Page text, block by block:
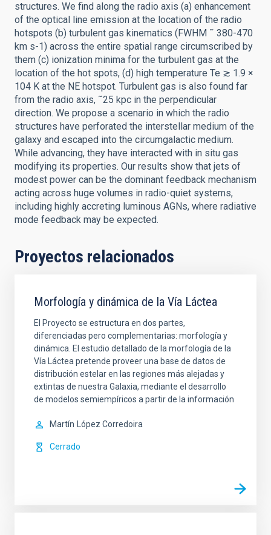
structures. We find along the radio axis (a) enhancement
of the optical line emission at the location of the radio
hotspots (b) turbulent gas kinematics (FWHM ˜ 380-470
km s-1) across the entire spatial range circumscribed by
them (c) ionization minima for the turbulent gas at the
location of the hot spots, (d) high temperature Te ≳ 1.9 ×
104 K at the NE hotspot. Turbulent gas is also found far
from the radio axis, ˜25 kpc in the perpendicular
direction. We propose a scenario in which the radio
structures have perforated the interstellar medium of the
galaxy and escaped into the circumgalactic medium.
While advancing, they have interacted with in situ gas
modifying its properties. Our results show that jets of
modest power can be the dominant feedback mechanism
acting across huge volumes in radio-quiet systems,
including highly accreting luminous AGNs, where radiative
mode feedback may be expected.
Proyectos relacionados
Morfología y dinámica de la Vía Láctea
El Proyecto se estructura en dos partes,
diferenciadas pero complementarias: morfología y
dinámica. El estudio detallado de la morfología de la
Vía Láctea pretende proveer una base de datos de
distribución estelar en las regiones más alejadas y
extintas de nuestra Galaxia, mediante el desarrollo
de modelos semiempíricos a partir de la información
Martín López Corredoira
Cerrado